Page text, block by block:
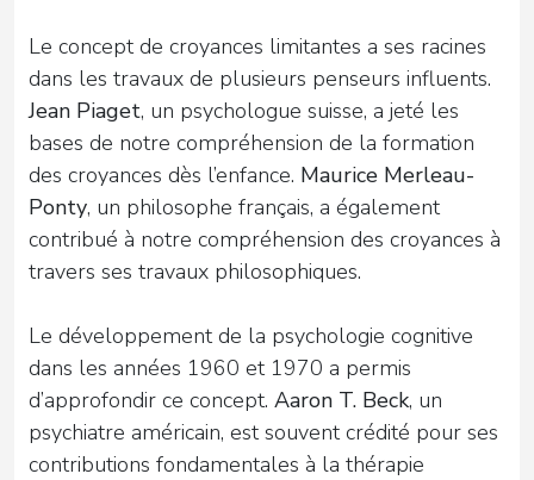
Le concept de croyances limitantes a ses racines
dans les travaux de plusieurs penseurs influents.
Jean Piaget, un psychologue suisse, a jeté les
bases de notre compréhension de la formation
des croyances dès l’enfance. Maurice Merleau-
Ponty, un philosophe français, a également
contribué à notre compréhension des croyances à
travers ses travaux philosophiques.
Le développement de la psychologie cognitive
dans les années 1960 et 1970 a permis
d’approfondir ce concept. Aaron T. Beck, un
psychiatre américain, est souvent crédité pour ses
contributions fondamentales à la thérapie